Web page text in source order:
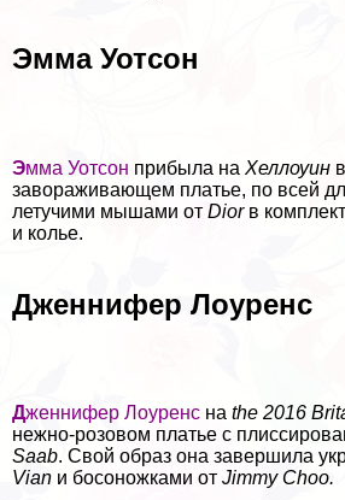
Эмма Уотсон
Эмма Уотсон прибыла на Хеллоуин
завораживающем платье, по всей
летучими мышами от Diorв
и колье.
Дженнифер Лоуренс
Дженнифер Лоуренс на the 2016
нежно-розовом платье с
Saab. Свой образ она завершила
Vian и босоножками от Jimmy Choo.